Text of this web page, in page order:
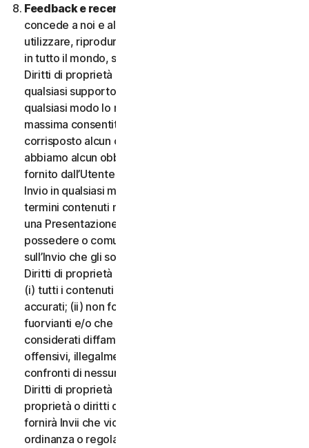
Feedback e recensioni.
concede a noi e alle nostre affiliate l’autorizzazione a
utilizzare, riprodurre, copiare e tradurre il proprio Invio
in tutto il mondo, secondo i termini di protezione dei
Diritti di proprietà intellettuale, in qualsiasi forma e su
qualsiasi supporto, senza alcuna restrizione e in
qualsiasi modo lo riteniamo opportuno, nella misura
massima consentita dalla legge applicabile. Non sarà
corrisposto alcun compenso per l’uso dell’Invio. Non
abbiamo alcun obbligo di pubblicare o utilizzare l’Invio
fornito dall’Utente e possiamo rimuovere qualsiasi
Invio in qualsiasi momento, in particolare se viola i
termini contenuti nel presente documento. Fornendo
una Presentazione, l’Utente dichiara e garantisce di
possedere o comunque controllare tutti i diritti
sull’Invio che gli sono necessari per fornirlo, inclusi i
Diritti di proprietà intellettuale. L’Utente accetta che:
(i) tutti i contenuti dei propri Invii devono essere
accurati; (ii) non fornirà Invii ritenuti falsi, inesatti o
fuorvianti e/o che possano essere ragionevolmente
considerati diffamatori, calunniosi, deprecabili,
offensivi, illegalmente intimidatori o molesti nei
confronti di nessuno; (iii) non fornirà Invii che violano i
Diritti di proprietà intellettuale di terzi o altri diritti di
proprietà o diritti di pubblicità o privacy; (iv) non
fornirà Invii che violano qualsiasi legge, statuto,
ordinanza o regolamento applicabile; (v) non fornirà